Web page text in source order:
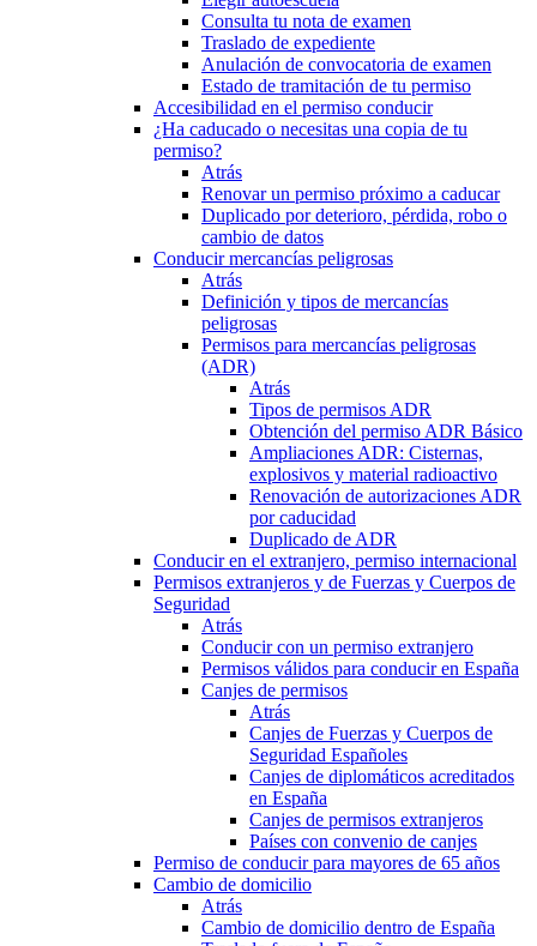
Consulta tu nota de examen
Traslado de expediente
Anulación de convocatoria de examen
Estado de tramitación de tu permiso
Accesibilidad en el permiso conducir
¿Ha caducado o necesitas una copia de tu
permiso?
Atrás
Renovar un permiso próximo a caducar
Duplicado por deterioro, pérdida, robo o
cambio de datos
Conducir mercancías peligrosas
Atrás
Definición y tipos de mercancías
peligrosas
Permisos para mercancías peligrosas
(ADR)
Atrás
Tipos de permisos ADR
Obtención del permiso ADR Básico
Ampliaciones ADR: Cisternas,
explosivos y material radioactivo
Renovación de autorizaciones ADR
por caducidad
Duplicado de ADR
Conducir en el extranjero, permiso internacional
Permisos extranjeros y de Fuerzas y Cuerpos de
Seguridad
Atrás
Conducir con un permiso extranjero
Permisos válidos para conducir en España
Canjes de permisos
Atrás
Canjes de Fuerzas y Cuerpos de
Seguridad Españoles
Canjes de diplomáticos acreditados
en España
Canjes de permisos extranjeros
Países con convenio de canjes
Permiso de conducir para mayores de 65 años
Cambio de domicilio
Atrás
Cambio de domicilio dentro de España